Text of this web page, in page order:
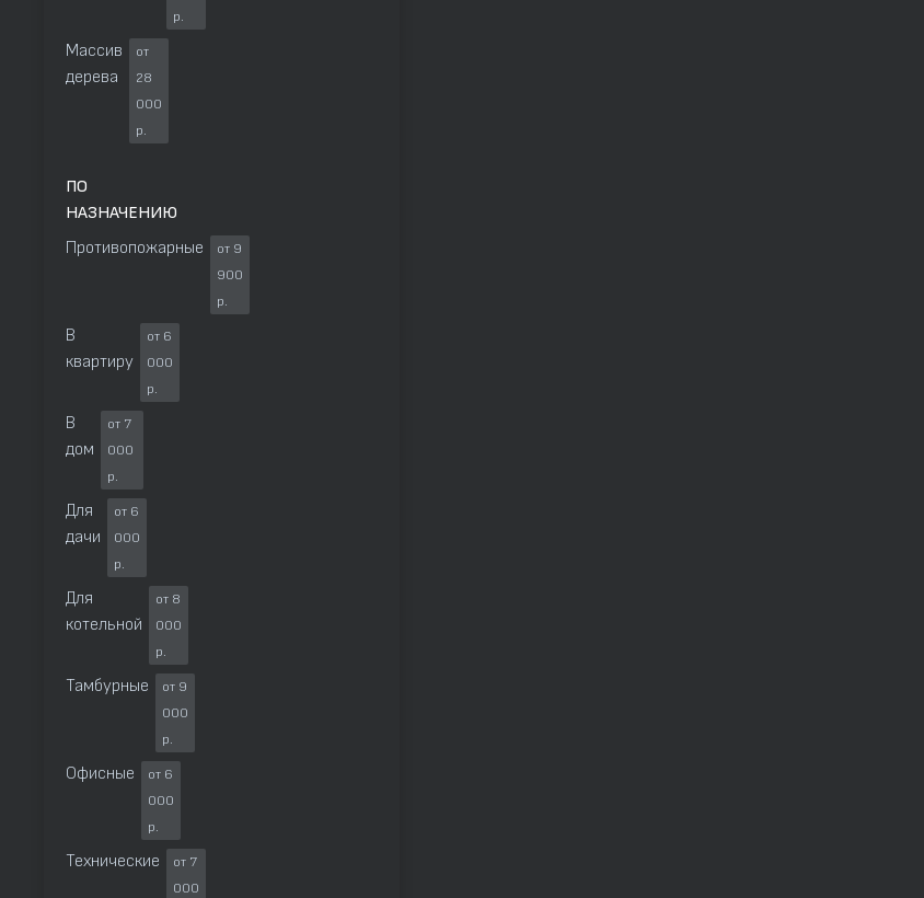
р.
Массив
дерева
от
28
000
р.
ПО
НАЗНАЧЕНИЮ
Противопожарные
от 9
900
р.
В
квартиру
от 6
000
р.
В
дом
от 7
000
р.
Для
дачи
от 6
000
р.
Для
котельной
от 8
000
р.
Тамбурные
от 9
000
р.
Офисные
от 6
000
р.
Технические
от 7
000